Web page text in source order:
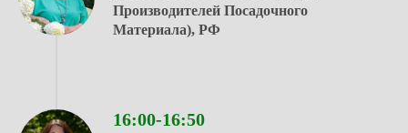
Производителей Посадочного
Материала), РФ
16:00-16:50